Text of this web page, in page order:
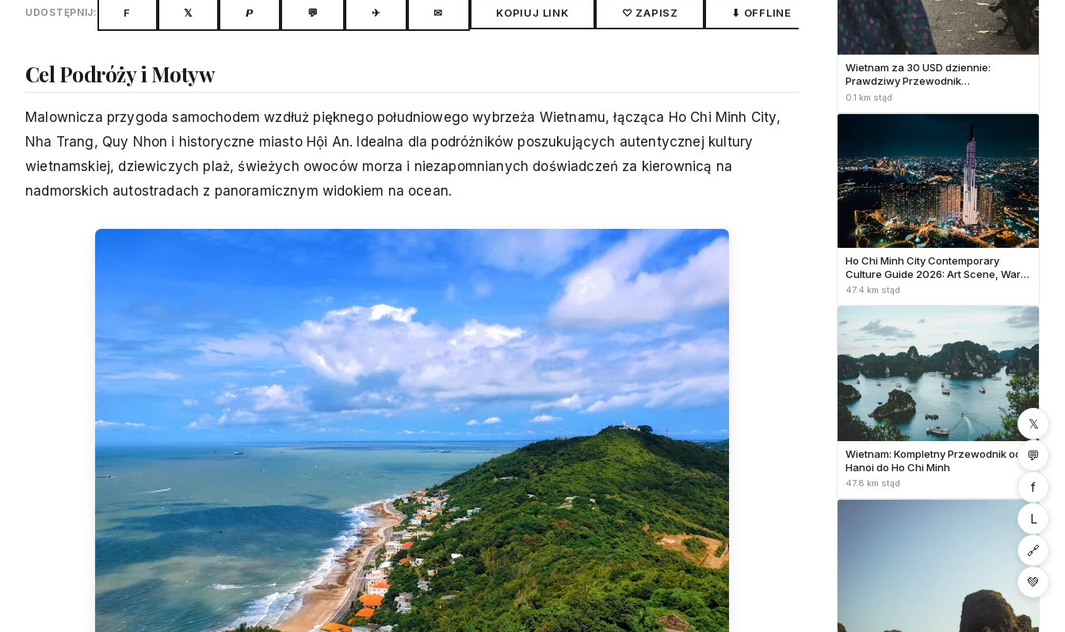
UDOSTĘPNIJ: F 𝕏 𝙋 💬 ✈ ✉ KOPIUJ LINK ♡ ZAPISZ ⬇ OFFLINE
Cel Podróży i Motyw
Malownicza przygoda samochodem wzdłuż pięknego południowego wybrzeża Wietnamu, łącząca Ho Chi Minh City,
Nha Trang, Quy Nhon i historyczne miasto Hội An. Idealna dla podróżników poszukujących autentycznej kultury
wietnamskiej, dziewiczych plaż, świeżych owoców morza i niezapomnianych doświadczeń za kierownicą na
nadmorskich autostradach z panoramicznym widokiem na ocean.
Wietnam za 30 USD dziennie:
Prawdziwy Przewodnik
Budżetowego Podróżnika
0.1 km stąd
Ho Chi Minh City Contemporary
Culture Guide 2026: Art Scene, War
History & Mekong Delta
47.4 km stąd
Wietnam: Kompletny Przewodnik od
Hanoi do Ho Chi Minh
47.8 km stąd
𝕏
💬
f
L
🔗
💚